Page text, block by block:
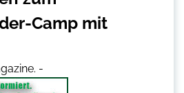
Camp mit
-